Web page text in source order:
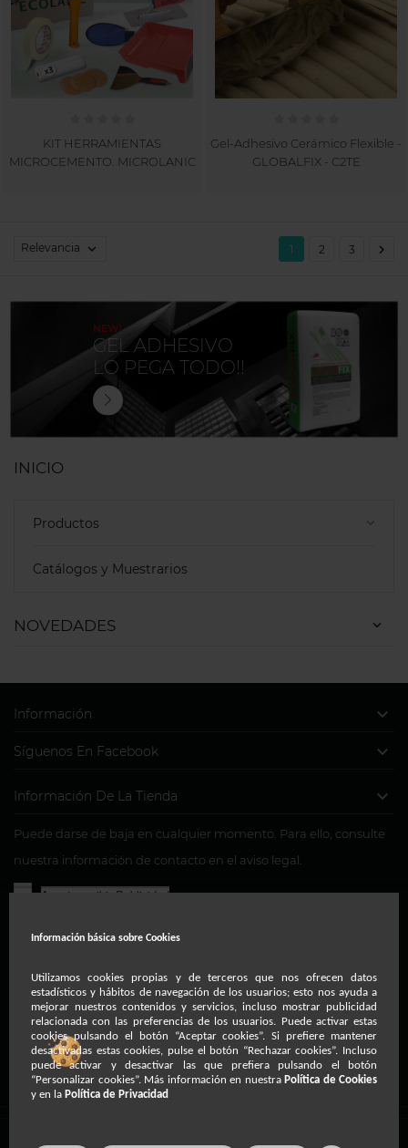
Información básica sobre Cookies
Utilizamos cookies propias y de terceros que nos ofrecen datos
estadísticos y hábitos de navegación de los usuarios; esto nos ayuda a
mejorar nuestros contenidos y servicios, incluso mostrar publicidad
relacionada con las preferencias de los usuarios. Puede activar estas
cookies pulsando el botón “Aceptar cookies”. Si prefiere mantener
desactivadas estas cookies, pulse el botón “Rechazar cookies”. Incluso
puede activar y desactivar las que prefiera pulsando el botón
“Personalizar cookies”. Más información en nuestra Política de Cookies
y en la Política de Privacidad
INICIO
Productos keyboard_arrow_down
Catálogos y Muestrarios
NOVEDADES
KIT HERRAMIENTAS
MICROCEMENTO. MICROLANIC
Gel-Adhesivo Cerámico Flexible -
GLOBALFIX - C2TE
Relevancia  1 2 3 
NEW!
GEL ADHESIVO
LO PEGA TODO!!
Información De La Tienda 
Puede darse de baja en cualquier momento. Para ello, consulte
nuestra información de contacto en el aviso legal.
Acepto recibir Publicidad
de cortesía relacionadas con nuestra entidad a través del
teléfono, correo postal ordinario, fax, correo electrónico o
medios de comunicación electrónica equivalentes.
Información 
Síguenos En Facebook 